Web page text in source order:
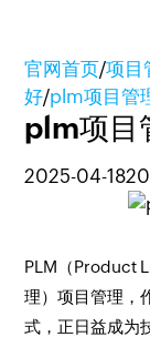
官网首页/项目
好/plm项目管
plm项目
2025-04-18
PLM（Product
理）项目管理，
式，正日益成为